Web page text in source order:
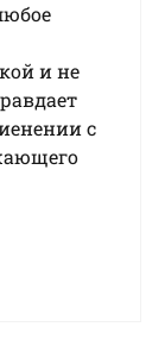
и не
с